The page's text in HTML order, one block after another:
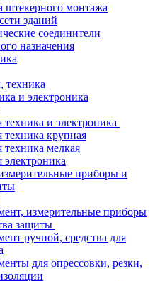
штекерного монтажа
зданий
соединители
назначения
техника
и электроника
техника и электроника
техника крупная
техника мелкая
электроника
приборы и
измерительные приборы
защиты
ручной, средства для
для опрессовки, резки,